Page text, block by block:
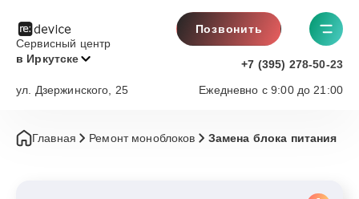
Сервисный центр
в Иркутске
Позвонить
+7 (395) 278-50-23
Ежедневно с 9:00 до 21:00
ул. Дзержинского, 25
Главная Ремонт моноблоков Замена блока питания